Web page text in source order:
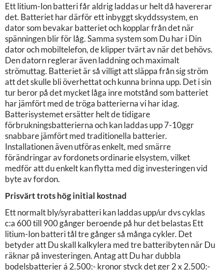
Ett litium-Ion batteri får aldrig laddas ur helt då havererar
det. Batteriet har därför ett inbyggt skyddssystem, en
dator som bevakar batteriet och kopplar från det när
spänningen blir för låg. Samma system som Du har i Din
dator och mobiltelefon, de klipper tvärt av när det behövs.
Den datorn reglerar även laddning och maximalt
strömuttag. Batteriet är så villigt att släppa från sig ström
att det skulle bli överhettat och kunna brinna upp. Det i sin
tur beror på det mycket låga inre motstånd som batteriet
har jämfört med de tröga batterierna vi har idag.
Batterisystemet ersätter helt de tidigare
förbrukningsbatterierna och kan laddas upp 7-10ggr
snabbare jämfört med traditionella batterier.
Installationen även utföras enkelt, med smärre
förändringar av fordonets ordinarie elsystem, vilket
medför att du enkelt kan flytta med dig investeringen vid
byte av fordon.
Prisvärt trots hög initial kostnad
Ett normalt bly/syrabatteri kan laddas upp/ur dvs cyklas
c:a 600 till 900 gånger beroende på hur det belastas Ett
litium-Ion batteri tål tre gånger så många cykler. Det
betyder att Du skall kalkylera med tre batteribyten när Du
räknar på investeringen. Antag att Du har dubbla
bodelsbatterier á 2.500:- kronor styck det ger 2 x 2.500:-